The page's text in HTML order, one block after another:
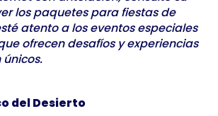
los paquetes para fiestas de
atento a los eventos especiales
ofrecen desafíos y experiencias
del Desierto